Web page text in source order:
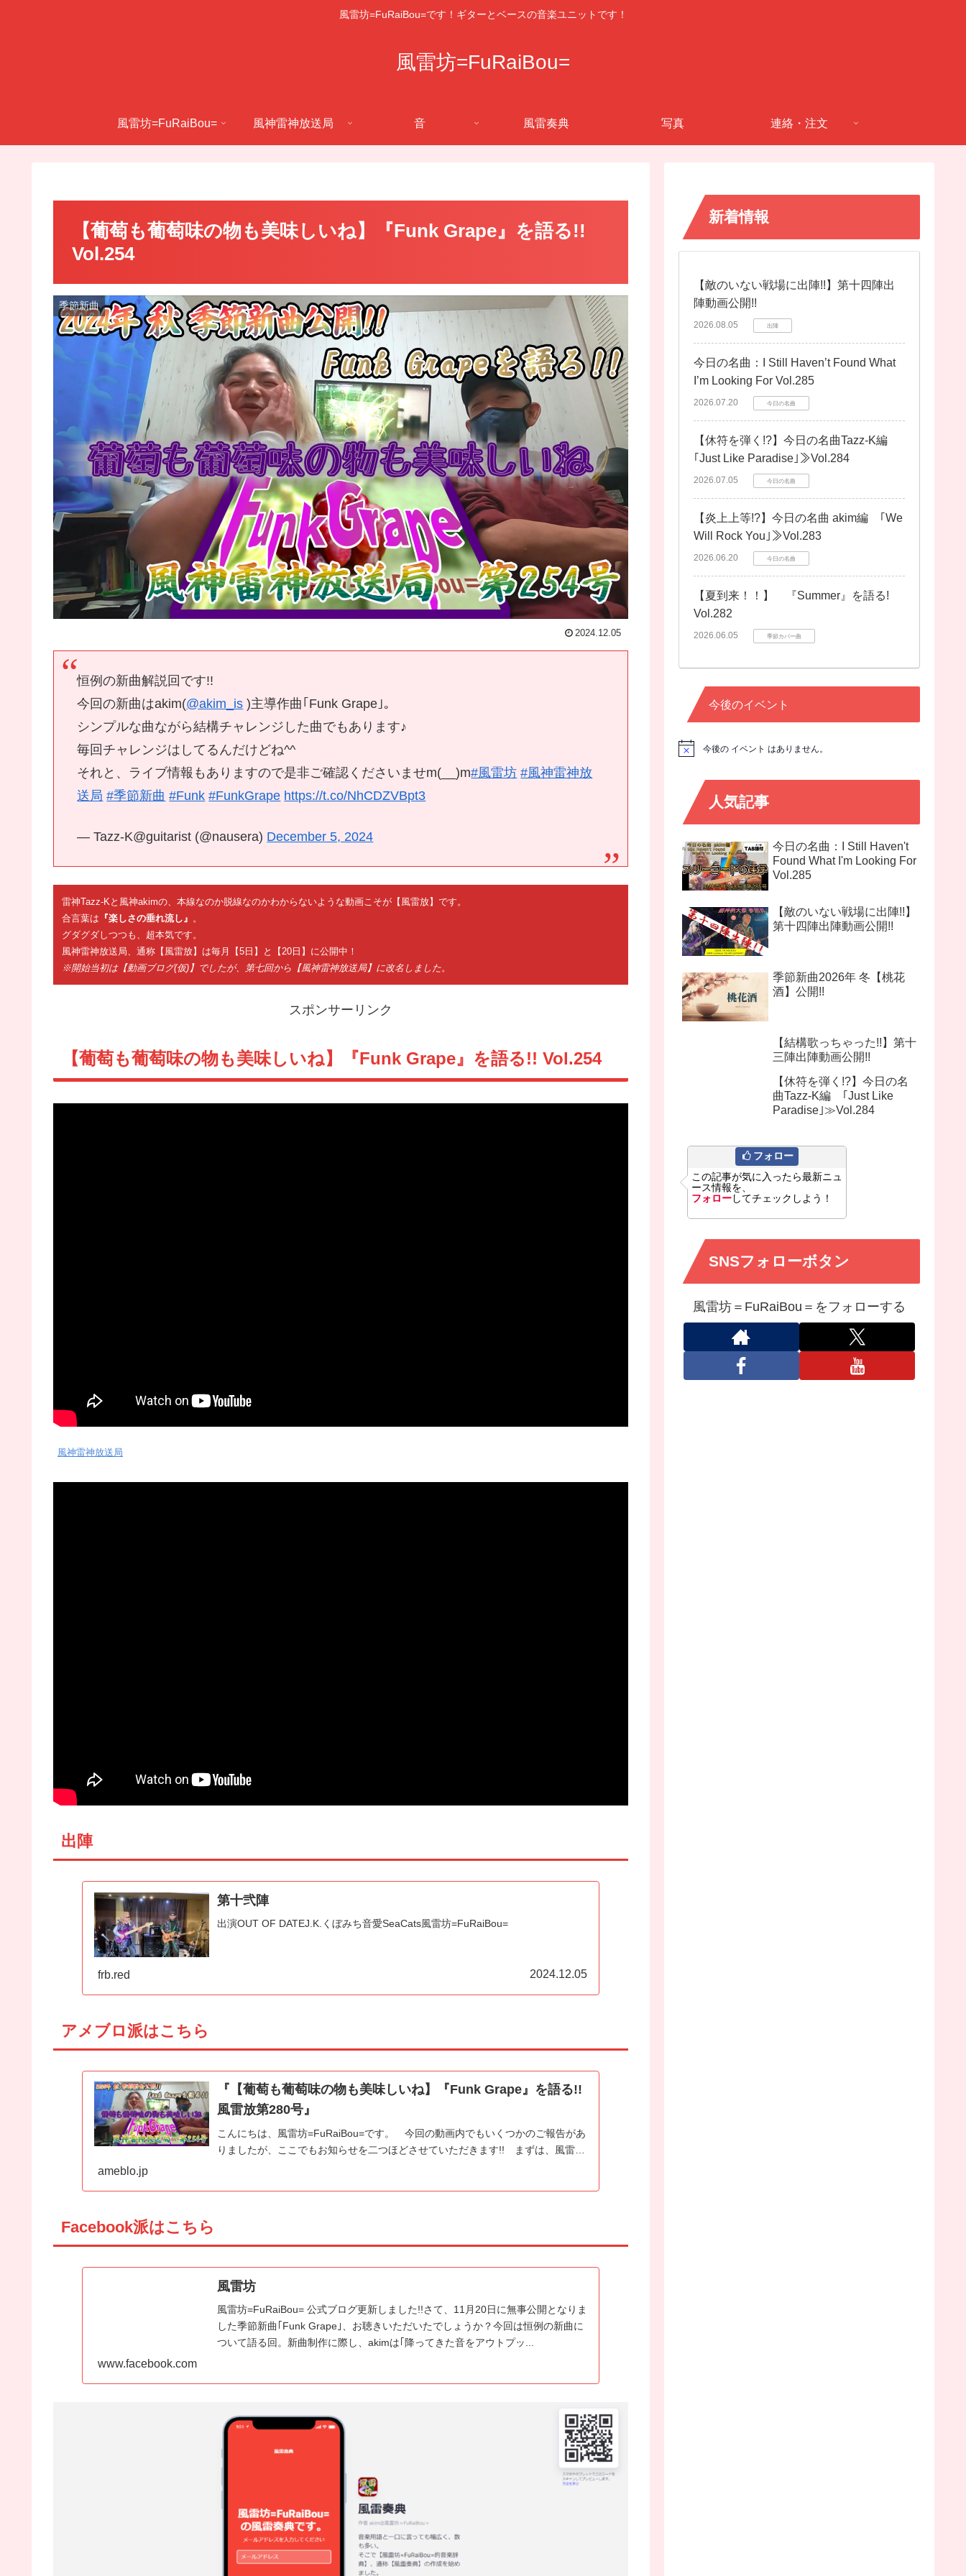
風雷坊=FuRaiBou=です！ギターとベースの音楽ユニットです！
風雷坊=FuRaiBou=
風雷坊=FuRaiBou= 風神雷神放送局 音 風雷奏典 写真 連絡・注文
【葡萄も葡萄味の物も美味しいね】『Funk Grape』を語る!!
Vol.254
季節新曲
2024.12.05
恒例の新曲解説回です!!
今回の新曲はakim(@akim_is )主導作曲｢Funk Grape｣。
シンプルな曲ながら結構チャレンジした曲でもあります♪
毎回チャレンジはしてるんだけどね^^
それと、ライブ情報もありますので是非ご確認くださいませm(__)m#風雷坊 #風神雷神放
送局 #季節新曲 #Funk #FunkGrape https://t.co/NhCDZVBpt3
— Tazz-K@guitarist (@nausera) December 5, 2024
雷神Tazz-Kと風神akimの、本線なのか脱線なのかわからないような動画こそが【風雷放】です。
合言葉は 『楽しさの垂れ流し』 。
グダグダしつつも、超本気です。
風神雷神放送局、通称【風雷放】は毎月【5日】と【20日】に公開中！
※開始当初は【動画ブログ(仮)】でしたが、第七回から【風神雷神放送局】に改名しました。
スポンサーリンク
【葡萄も葡萄味の物も美味しいね】『Funk Grape』を語る!! Vol.254
風神雷神放送局
出陣
第十弐陣
出演OUT OF DATEJ.K.くぼみち音愛SeaCats風雷坊=FuRaiBou=
frb.red 2024.12.05
アメブロ派はこちら
『【葡萄も葡萄味の物も美味しいね】『Funk Grape』を語る!!
風雷放第280号』
こんにちは、風雷坊=FuRaiBou=です。 今回の動画内でもいくつかのご報告があ
りましたが、ここでもお知らせを二つほどさせていただきます!! まずは、風雷…
ameblo.jp
Facebook派はこちら
風雷坊
風雷坊=FuRaiBou= 公式ブログ更新しました!!さて、11月20日に無事公開となりま
した季節新曲｢Funk Grape｣、お聴きいただいたでしょうか？今回は恒例の新曲に
ついて語る回。新曲制作に際し、akimは｢降ってきた音をアウトプッ...
www.facebook.com
新着情報
【敵のいない戦場に出陣!!】第十四陣出
陣動画公開!!
2026.08.05 出陣
今日の名曲：I Still Haven’t Found What
I’m Looking For Vol.285
2026.07.20 今日の名曲
【休符を弾く!?】今日の名曲Tazz-K編
｢Just Like Paradise｣≫Vol.284
2026.07.05 今日の名曲
【炎上上等!?】今日の名曲 akim編 ｢We
Will Rock You｣≫Vol.283
2026.06.20 今日の名曲
【夏到来！！】 『Summer』を語る!
Vol.282
2026.06.05 季節カバー曲
今後のイベント
N
今後の イベント はありません。
人気記事
今日の名曲：I Still Haven't
Found What I'm Looking For
Vol.285
【敵のいない戦場に出陣!!】
第十四陣出陣動画公開!!
季節新曲2026年 冬【桃花
酒】公開!!
【結構歌っちゃった!!】第十
三陣出陣動画公開!!
【休符を弾く!?】今日の名
曲Tazz-K編 ｢Just Like
Paradise｣≫Vol.284
フォロー
この記事が気に入ったら最新ニュ
ース情報を、
フォローしてチェックしよう！
SNSフォローボタン
風雷坊＝FuRaiBou＝をフォローする